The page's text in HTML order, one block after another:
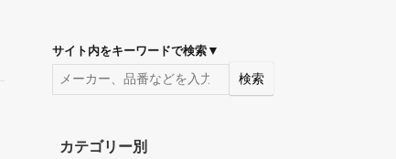
サイト内をキーワードで検索 ▼
検索
カテゴリー別